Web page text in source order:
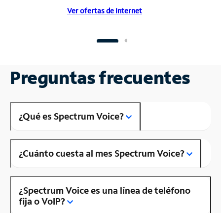
Ver ofertas de Internet
Preguntas frecuentes
¿Qué es Spectrum Voice?
¿Cuánto cuesta al mes Spectrum Voice?
¿Spectrum Voice es una línea de teléfono
fija o VoIP?